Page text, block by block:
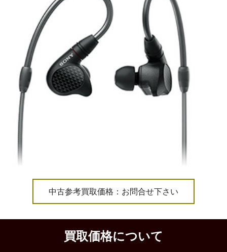
中古参考買取価格：お問合せ下さい
買取価格について